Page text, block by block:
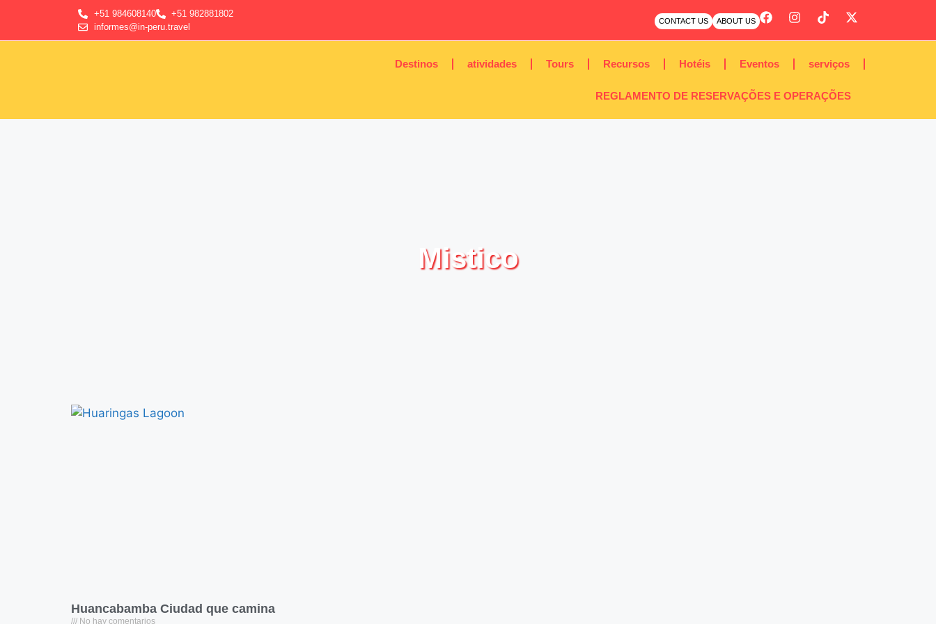
+51 984608140
+51 982881802
informes@in-peru.travel
ABOUT US
CONTACT US
Destinos atividades Tours Recursos Hotéis Eventos serviços
REGLAMENTO DE RESERVAÇÕES E OPERAÇÕES
Mistico
Huancabamba Ciudad que camina
No hay comentarios